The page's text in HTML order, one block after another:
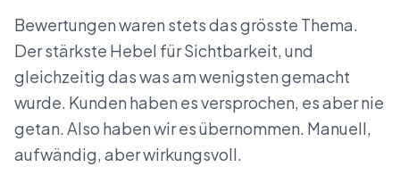
Bewertungen waren stets das grösste Thema.
Der stärkste Hebel für Sichtbarkeit, und
gleichzeitig das was am wenigsten gemacht
wurde. Kunden haben es versprochen, es aber nie
getan. Also haben wir es übernommen. Manuell,
aufwändig, aber wirkungsvoll.